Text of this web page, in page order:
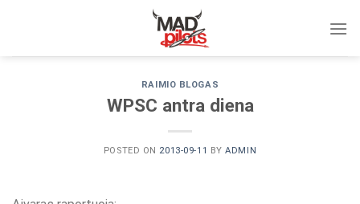
RAIMIO BLOGAS
WPSC antra diena
POSTED ON 2013-09-11 BYADMIN